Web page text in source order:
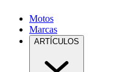
Motos
Marcas
ARTÍCULOS